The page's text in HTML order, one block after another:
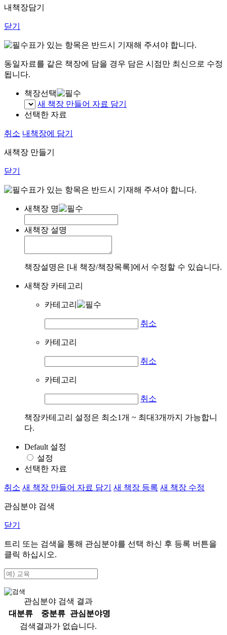
내책장담기
닫기
표가 있는 항목은 반드시 기재해 주셔야 합니다.
동일자료를 같은 책장에 담을 경우 담은 시점만 최신으로 수정
됩니다.
책장선택
새 책장 만들어 자료 담기
선택한 자료
취소 내책장에 담기
새책장 만들기
닫기
표가 있는 항목은 반드시 기재해 주셔야 합니다.
새책장 명
새책장 설명
책장설명은 [내 책장/책장목록]에서 수정할 수 있습니다.
새책장 카테고리
카테고리
취소
카테고리
취소
카테고리
취소
책장카테고리 설정은 최소1개 ~ 최대3개까지 가능합니
다.
Default 설정
설정
선택한 자료
취소 새 책장 만들어 자료 담기 새 책장 등록 새 책장 수정
관심분야 검색
닫기
트리 또는 검색을 통해 관심분야를 선택 하신 후 등록 버튼을
클릭 하십시오.
관심분야 검색 결과
대분류
중분류
관심분야명
검색결과가 없습니다.